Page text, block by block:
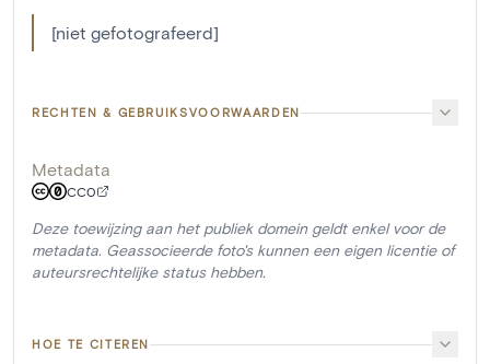
[niet gefotografeerd]
RECHTEN & GEBRUIKSVOORWAARDEN
Metadata
CC0
Deze toewijzing aan het publiek domein geldt enkel voor de
metadata. Geassocieerde foto's kunnen een eigen licentie of
auteursrechtelijke status hebben.
HOE TE CITEREN